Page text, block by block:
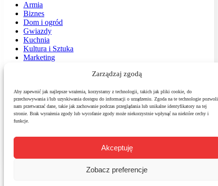
Zarządzaj zgodą
Aby zapewnić jak najlepsze wrażenia, korzystamy z technologii, takich jak pliki cookie, do
przechowywania i/lub uzyskiwania dostępu do informacji o urządzeniu. Zgoda na te technologie pozwoli
nam przetwarzać dane, takie jak zachowanie podczas przeglądania lub unikalne identyfikatory na tej
stronie. Brak wyrażenia zgody lub wycofanie zgody może niekorzystnie wpłynąć na niektóre cechy i
funkcje.
Akceptuję
Zobacz preferencje
Armia
Biznes
Dom i ogród
Gwiazdy
Kuchnia
Kultura i Sztuka
Marketing
Podróże
Polityka
Sport
Środowisko
Technologie